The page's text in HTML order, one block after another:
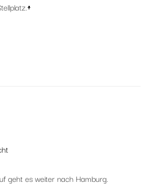
↑
geht es weiter nach Hamburg.